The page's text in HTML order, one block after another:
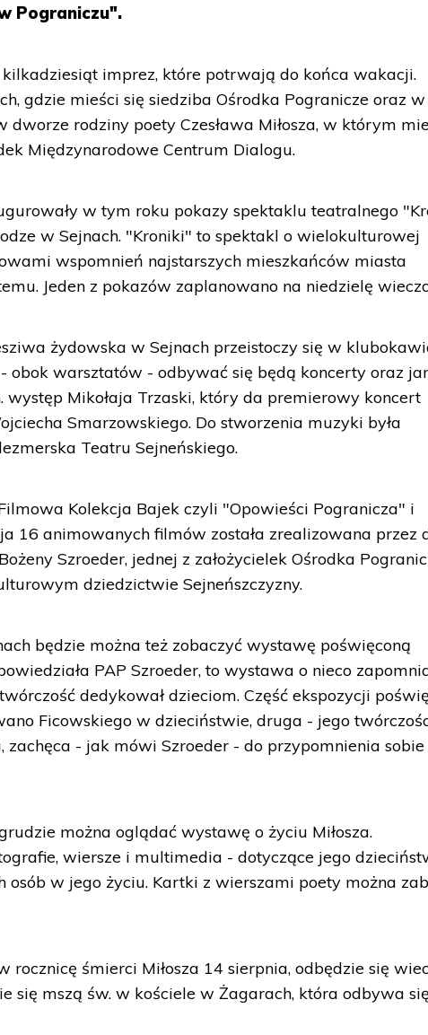
Pograniczu".
imprez, które potrwają do końca wakacji.
gdzie mieści się siedziba Ośrodka Pogranicze oraz w
dworze rodziny poety Czesława Miłosza, w którym
Międzynarodowe Centrum Dialogu.
w tym roku pokazy spektaklu teatralnego
w Sejnach. "Kroniki" to spektakl o wielokulturowej
wspomnień najstarszych mieszkańców miasta
Jeden z pokazów zaplanowano na niedzielę
żydowska w Sejnach przeistoczy się w
obok warsztatów - odbywać się będą koncerty oraz
występ Mikołaja Trzaski, który da premierowy koncert
Smarzowskiego. Do stworzenia muzyki była
Teatru Sejneńskiego.
Kolekcja Bajek czyli "Opowieści Pogranicza" i
16 animowanych filmów została zrealizowana przez
Szroeder, jednej z założycielek Ośrodka
dziedzictwie Sejneńszczyzny.
będzie można też zobaczyć wystawę poświęconą
PAP Szroeder, to wystawa o nieco
dedykował dzieciom. Część ekspozycji
Ficowskiego w dzieciństwie, druga - jego
- jak mówi Szroeder - do przypomnienia sobie
można oglądać wystawę o życiu Miłosza.
wiersze i multimedia - dotyczące jego
osób w jego życiu. Kartki z wierszami poety można
rocznicę śmierci Miłosza 14 sierpnia, odbędzie się
się mszą św. w kościele w Żagarach, która odbywa